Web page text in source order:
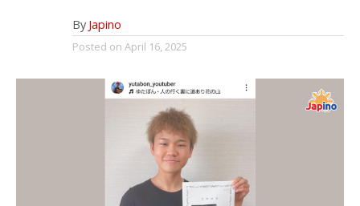
By Japino
Posted on April 16, 2025